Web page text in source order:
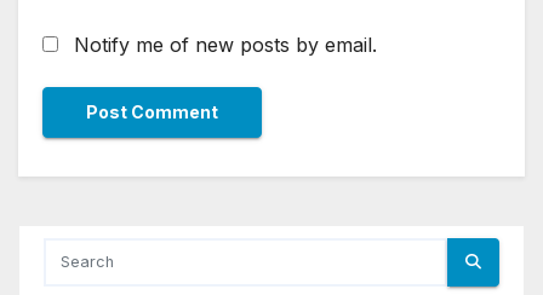
Notify me of new posts by email.